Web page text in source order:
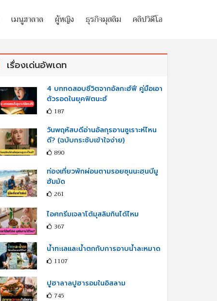
เมนูฮาลาล ผู้หญิง ธุรกิจมุสลิม คลิปวิดีโอ
เรื่องเด่นอัพเดท
4 บททดสอบชีวิตจากอัลกะฮ์ฟี คู่มือเอา
ตัวรอดในยุคฟิตนะฮ์
187
วันพฤหัสบดีอ่านอัลกุรอานซูเราะห์ไหน
ดี? (ฉบับกระชับเข้าใจง่าย)
890
ท่องเที่ยวพักผ่อนตามรอยซุนนะฮฺนบีมู
ฮัมมัด
261
ไอศกรีมเจลาโต้มุสลิมกินได้ไหม
367
น้ำทะเลและน้ำตกกับการอาบน้ำละหมาด
1107
ปูฮาลาลปูฮารอมในอิสลาม
745